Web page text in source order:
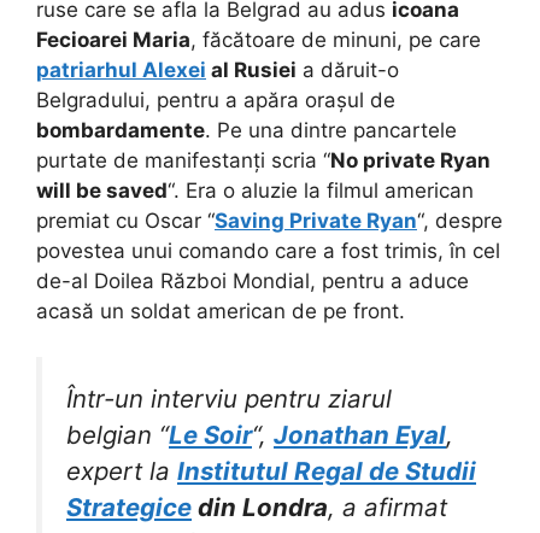
ruse care se afla la Belgrad au adus icoana
Fecioarei Maria, făcătoare de minuni, pe care
patriarhul Alexei al Rusiei a dăruit-o
Belgradului, pentru a apăra orașul de
bombardamente. Pe una dintre pancartele
purtate de manifestanți scria “No private Ryan
will be saved“. Era o aluzie la filmul american
premiat cu Oscar “Saving Private Ryan“, despre
povestea unui comando care a fost trimis, în cel
de-al Doilea Război Mondial, pentru a aduce
acasă un soldat american de pe front.
Într-un interviu pentru ziarul
belgian “Le Soir“, Jonathan Eyal,
expert la Institutul Regal de Studii
Strategice din Londra, a afirmat